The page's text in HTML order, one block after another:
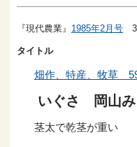
『現代農業』 1985年2月号
タイトル
畑作、特産、牧草
いぐさ 岡山み
茎太で乾茎が重い